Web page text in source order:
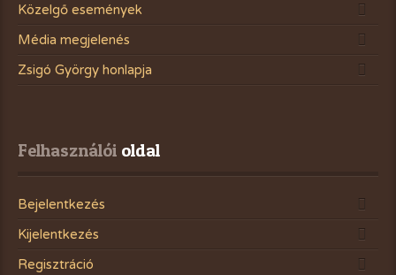
Közelgő események
Média megjelenés
Zsigó György honlapja
Felhasználói oldal
Bejelentkezés
Kijelentkezés
Regisztráció